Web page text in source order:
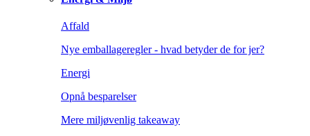
Affald
Nye emballageregler - hvad betyder de for jer?
Energi
Opnå besparelser
Mere miljøvenlig takeaway